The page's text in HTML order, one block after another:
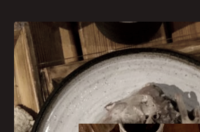
[caption id="attachment_1081"
align="aligncenter" width="225"]